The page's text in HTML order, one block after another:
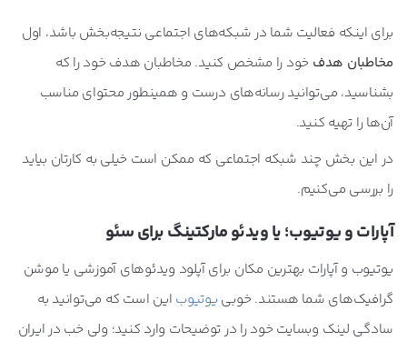
برای اینکه فعالیت شما در شبکه‌های اجتماعی نتیجه‌بخش باشد، اول
مخاطبان هدف خود را مشخص کنید. مخاطبان هدف خود را که
بشناسید، می‌توانید رسانه‌های درست و همینطور محتوای مناسب
آن‌ها را تهیه کنید.
در این بخش چند شبکه اجتماعی که ممکن است خیلی به کارتان بیاید
را بررسی می‌کنیم.
آپارات و یوتیوب؛ یا ویدئو مارکتینگ برای سئو
یوتیوب و آپارات بهترین مکان برای آپلود ویدئوهای آموزشی یا موشن
گرافیک‌های شما هستند. خوبی یوتیوب این است که می‌توانید به
سادگی لینک وبسایت خود را در توضیحات وارد کنید؛ ولی خب در ایران